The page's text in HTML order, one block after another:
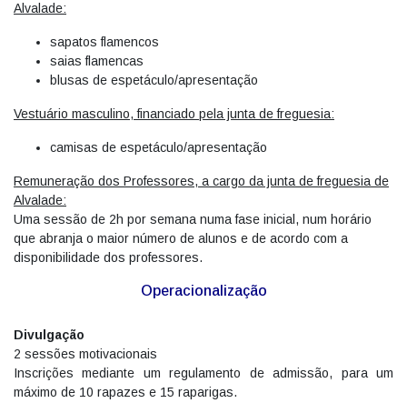
Alvalade:
sapatos flamencos
saias flamencas
blusas de espetáculo/apresentação
Vestuário masculino, financiado pela junta de freguesia:
camisas de espetáculo/apresentação
Remuneração dos Professores, a cargo da junta de freguesia de
Alvalade:
Uma sessão de 2h por semana numa fase inicial, num horário
que abranja o maior número de alunos e de acordo com a
disponibilidade dos professores.
Operacionalização
Divulgação
2 sessões motivacionais
Inscrições mediante um regulamento de admissão, para um
máximo de 10 rapazes e 15 raparigas.